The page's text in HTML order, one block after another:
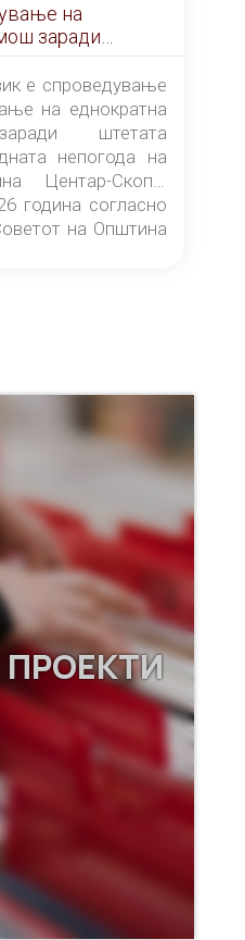
заради
на Општина
е спроведување
на еднократна
штетата
непогода на
Центар-Скопје
година согласно
на Општина
ПРОЕКТИ